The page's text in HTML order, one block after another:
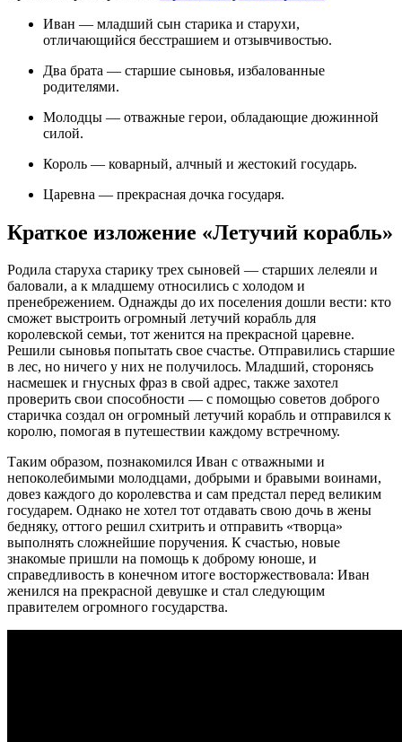
Иван — младший сын старика и старухи,
отличающийся бесстрашием и отзывчивостью.
Два брата — старшие сыновья, избалованные
родителями.
Молодцы — отважные герои, обладающие дюжинной
силой.
Король — коварный, алчный и жестокий государь.
Царевна — прекрасная дочка государя.
Краткое изложение «Летучий корабль»
Родила старуха старику трех сыновей — старших лелеяли и
баловали, а к младшему относились с холодом и
пренебрежением. Однажды до их поселения дошли вести: кто
сможет выстроить огромный летучий корабль для
королевской семьи, тот женится на прекрасной царевне.
Решили сыновья попытать свое счастье. Отправились старшие
в лес, но ничего у них не получилось. Младший, сторонясь
насмешек и гнусных фраз в свой адрес, также захотел
проверить свои способности — с помощью советов доброго
старичка создал он огромный летучий корабль и отправился к
королю, помогая в путешествии каждому встречному.
Таким образом, познакомился Иван с отважными и
непоколебимыми молодцами, добрыми и бравыми воинами,
довез каждого до королевства и сам предстал перед великим
государем. Однако не хотел тот отдавать свою дочь в жены
бедняку, оттого решил схитрить и отправить «творца»
выполнять сложнейшие поручения. К счастью, новые
знакомые пришли на помощь к доброму юноше, и
справедливость в конечном итоге восторжествовала: Иван
женился на прекрасной девушке и стал следующим
правителем огромного государства.